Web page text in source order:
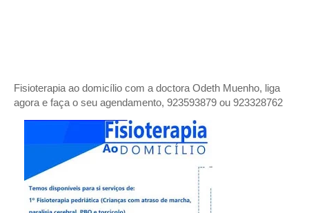
Fisioterapia ao domicílio com a doctora Odeth Muenho, liga
agora e faça o seu agendamento, 923593879 ou 923328762